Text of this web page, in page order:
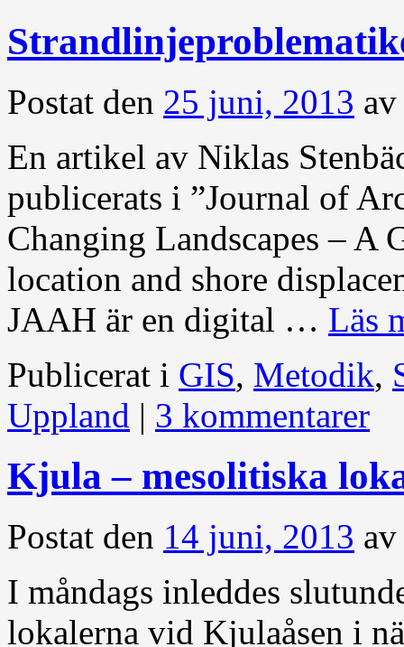
Postat den 25 juni, 2013 av
En artikel av Niklas
publicerats i ”Journal of
Changing Landscapes – A
location and shore
JAAH är en digital … Läs
Publicerat i GIS, Metodik,
Uppland | 3 kommentarer
Kjula – mesolitiska
Postat den 14 juni, 2013 av
I måndags inleddes
lokalerna vid Kjulaåsen i